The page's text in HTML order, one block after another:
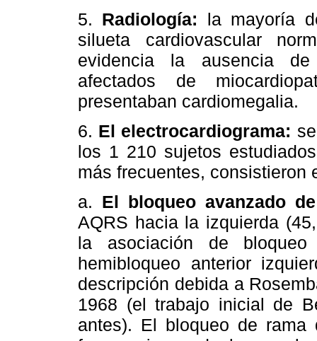
5. Radiología: la mayoría
silueta cardiovascular
evidencia la ausencia
afectados de
presentaban cardiomegalia.
6. El electrocardiograma:
los 1 210 sujetos
más frecuentes, consistieron
a. El bloqueo avanzado
AQRS hacia la izquierda
la asociación de
hemibloqueo anterior
descripción debida a
1968 (el trabajo inicial de
antes). El bloqueo de rama